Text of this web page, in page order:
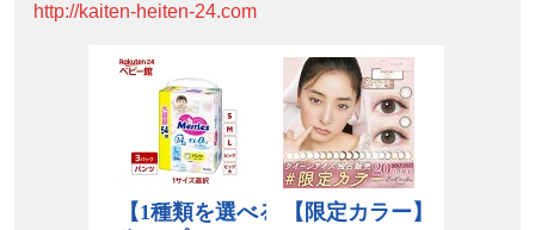
http://kaiten-heiten-24.com